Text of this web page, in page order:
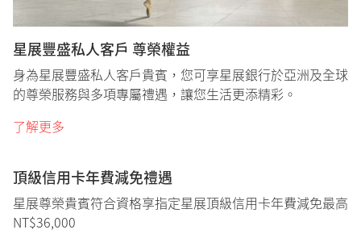
星展豐盛私人客戶 尊榮權益
身為星展豐盛私人客戶貴賓，您可享星展銀行於亞洲及全球
的尊榮服務與多項專屬禮遇，讓您生活更添精彩。
了解更多
頂級信用卡年費減免禮遇
星展尊榮貴賓符合資格享指定星展頂級信用卡年費減免最高
NT$36,000​